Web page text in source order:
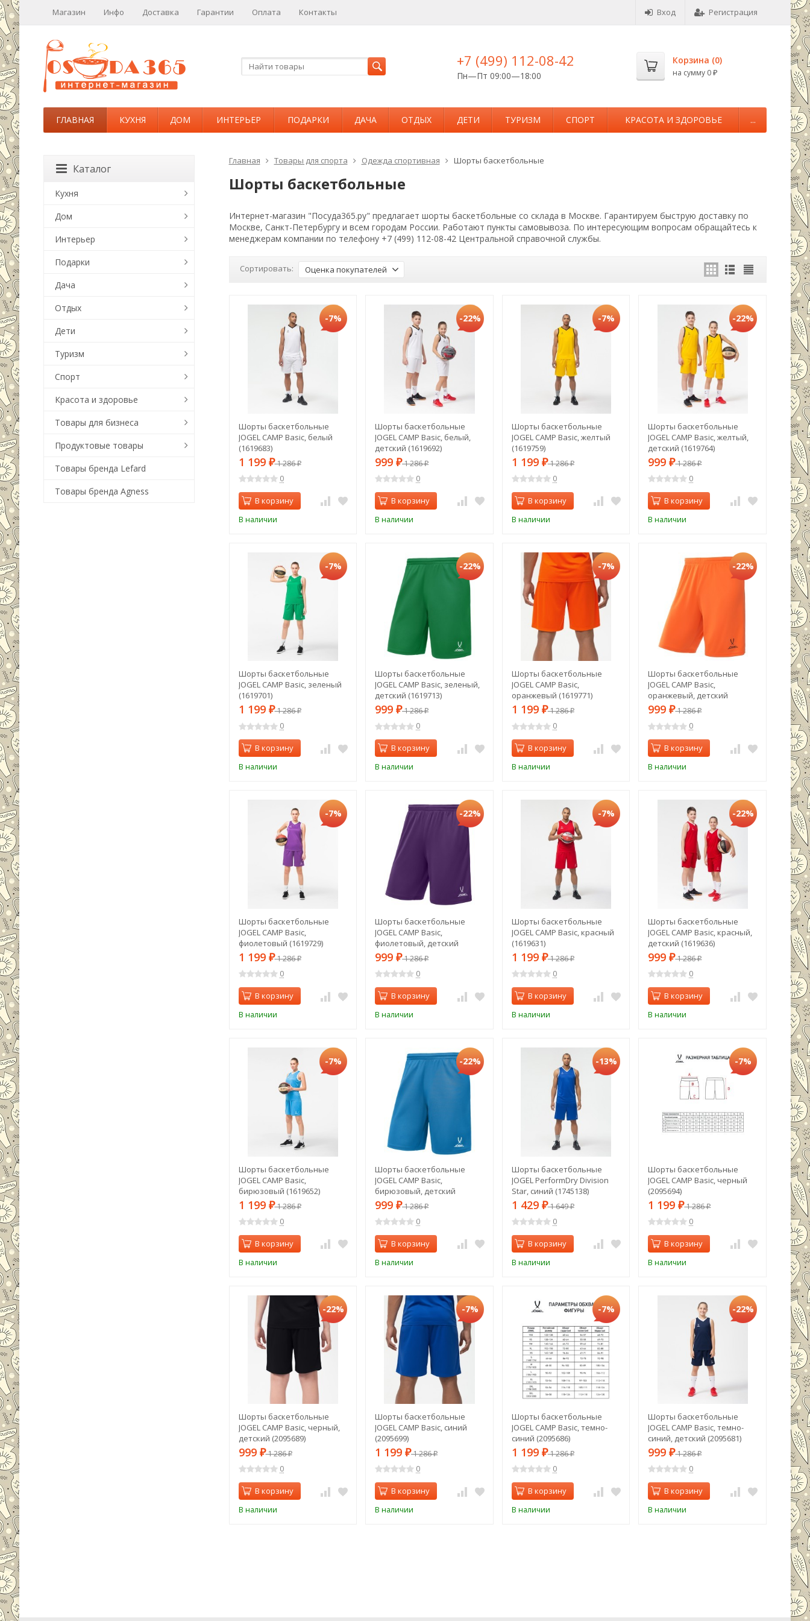
Магазин Инфо Доставка Гарантии Оплата Контакты Вход Регистрация
+7 (499) 112-08-42
Пн—Пт 09:00—18:00
Корзина (0)
на сумму 0 ₽
ГЛАВНАЯ КУХНЯ ДОМ ИНТЕРЬЕР ПОДАРКИ ДАЧА ОТДЫХ ДЕТИ ТУРИЗМ СПОРТ КРАСОТА И ЗДОРОВЬЕ ...
Главная Товары для спорта Одежда спортивная Шорты баскетбольные
Шорты баскетбольные
Интернет-магазин "Посуда365.ру" предлагает шорты баскетбольные со склада в Москве. Гарантируем быструю доставку по
Москве, Санкт-Петербургу и всем городам России. Работают пункты самовывоза. По интересующим вопросам обращайтесь к
менеджерам компании по телефону +7 (499) 112-08-42 Центральной справочной службы.
Сортировать: Оценка покупателей
-7%
Шорты баскетбольные
JOGEL CAMP Basic, белый
(1619683)
1 199 ₽1 286₽
0
В корзину
В наличии
-22%
Шорты баскетбольные
JOGEL CAMP Basic, белый,
детский (1619692)
999₽1 286₽
0
В корзину
В наличии
-7%
Шорты баскетбольные
JOGEL CAMP Basic, желтый
(1619759)
1 199 ₽1 286₽
0
В корзину
В наличии
-22%
Шорты баскетбольные
JOGEL CAMP Basic, желтый,
детский (1619764)
999₽1 286₽
0
В корзину
В наличии
-7%
Шорты баскетбольные
JOGEL CAMP Basic, зеленый
(1619701)
1 199 ₽1 286₽
0
В корзину
В наличии
-22%
Шорты баскетбольные
JOGEL CAMP Basic, зеленый,
детский (1619713)
999₽1 286₽
0
В корзину
В наличии
-7%
Шорты баскетбольные
JOGEL CAMP Basic,
оранжевый (1619771)
1 199 ₽1 286₽
0
В корзину
В наличии
-22%
Шорты баскетбольные
JOGEL CAMP Basic,
оранжевый, детский
(1619776)
999₽1 286₽
0
В корзину
В наличии
-7%
Шорты баскетбольные
JOGEL CAMP Basic,
фиолетовый (1619729)
1 199 ₽1 286₽
0
В корзину
В наличии
-22%
Шорты баскетбольные
JOGEL CAMP Basic,
фиолетовый, детский
(1619740)
999₽1 286₽
0
В корзину
В наличии
-7%
Шорты баскетбольные
JOGEL CAMP Basic, красный
(1619631)
1 199 ₽1 286₽
0
В корзину
В наличии
-22%
Шорты баскетбольные
JOGEL CAMP Basic, красный,
детский (1619636)
999₽1 286₽
0
В корзину
В наличии
-7%
Шорты баскетбольные
JOGEL CAMP Basic,
бирюзовый (1619652)
1 199 ₽1 286₽
0
В корзину
В наличии
-22%
Шорты баскетбольные
JOGEL CAMP Basic,
бирюзовый, детский
(1619676)
999₽1 286₽
0
В корзину
В наличии
-13%
Шорты баскетбольные
JOGEL PerformDry Division
Star, синий (1745138)
1 429 ₽1 649₽
0
В корзину
В наличии
-7%
Шорты баскетбольные
JOGEL CAMP Basic, черный
(2095694)
1 199₽1 286₽
0
В корзину
В наличии
-22%
Шорты баскетбольные
JOGEL CAMP Basic, черный,
детский (2095689)
999 ₽1 286₽
0
В корзину
В наличии
-7%
Шорты баскетбольные
JOGEL CAMP Basic, синий
(2095699)
1 199₽1 286₽
0
В корзину
В наличии
-7%
Шорты баскетбольные
JOGEL CAMP Basic, темно-
синий (2095686)
1 199 ₽1 286₽
0
В корзину
В наличии
-22%
Шорты баскетбольные
JOGEL CAMP Basic, темно-
синий, детский (2095681)
999₽1 286₽
0
В корзину
В наличии
Каталог
Кухня
Дом
Интерьер
Подарки
Дача
Отдых
Дети
Туризм
Спорт
Красота и здоровье
Товары для бизнеса
Продуктовые товары
Товары бренда Lefard
Товары бренда Agness